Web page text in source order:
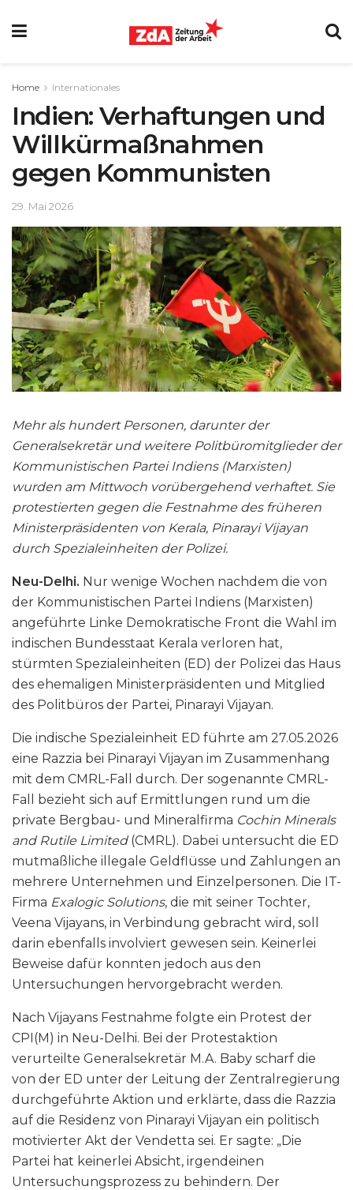
Home Internationales
Indien: Verhaftungen und
Willkürmaßnahmen
gegen Kommunisten
29. Mai 2026
Mehr als hundert Personen, darunter der
Generalsekretär und weitere Politbüromitglieder der
Kommunistischen Partei Indiens (Marxisten)
wurden am Mittwoch vorübergehend verhaftet. Sie
protestierten gegen die Festnahme des früheren
Ministerpräsidenten von Kerala, Pinarayi Vijayan
durch Spezialeinheiten der Polizei.
Neu-Delhi. Nur wenige Wochen nachdem die von
der Kommunistischen Partei Indiens (Marxisten)
angeführte Linke Demokratische Front die Wahl im
indischen Bundesstaat Kerala verloren hat,
stürmten Spezialeinheiten (ED) der Polizei das Haus
des ehemaligen Ministerpräsidenten und Mitglied
des Politbüros der Partei, Pinarayi Vijayan.
Die indische Spezialeinheit ED führte am 27.05.2026
eine Razzia bei Pinarayi Vijayan im Zusammenhang
mit dem CMRL-Fall durch. Der sogenannte CMRL-
Fall bezieht sich auf Ermittlungen rund um die
private Bergbau- und Mineralfirma Cochin Minerals
and Rutile Limited(CMRL). Dabei untersucht die ED
mutmaßliche illegale Geldflüsse und Zahlungen an
mehrere Unternehmen und Einzelpersonen. Die IT-
Firma Exalogic Solutions, die mit seiner Tochter,
Veena Vijayans, in Verbindung gebracht wird, soll
darin ebenfalls involviert gewesen sein. Keinerlei
Beweise dafür konnten jedoch aus den
Untersuchungen hervorgebracht werden.
Nach Vijayans Festnahme folgte ein Protest der
CPI(M) in Neu-Delhi. Bei der Protestaktion
verurteilte Generalsekretär M.A. Baby scharf die
von der ED unter der Leitung der Zentralregierung
durchgeführte Aktion und erklärte, dass die Razzia
auf die Residenz von Pinarayi Vijayan ein politisch
motivierter Akt der Vendetta sei. Er sagte: „Die
Partei hat keinerlei Absicht, irgendeinen
Untersuchungsprozess zu behindern. Der